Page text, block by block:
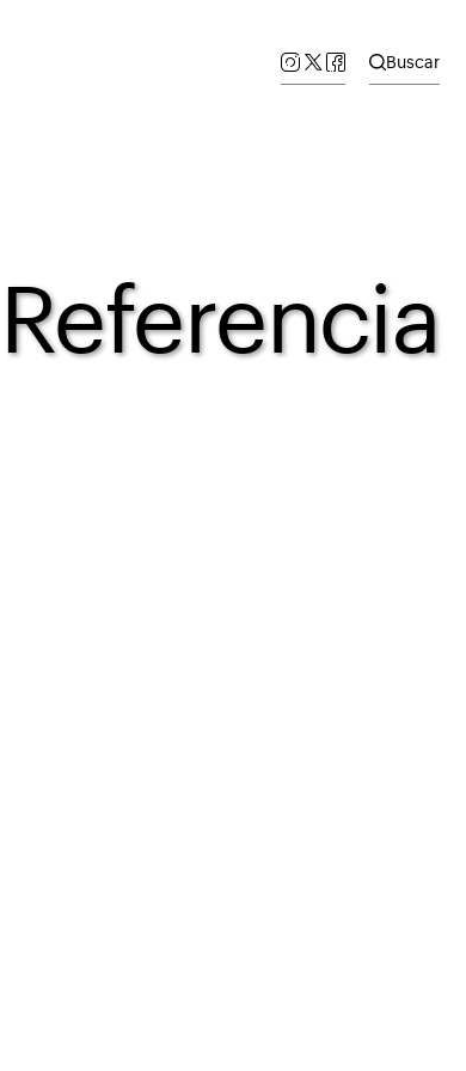
Buscar
Referencia